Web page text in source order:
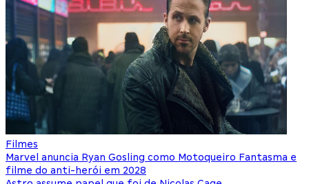
Filmes
Marvel anuncia Ryan Gosling como Motoqueiro Fantasma e
filme do anti-herói em 2028